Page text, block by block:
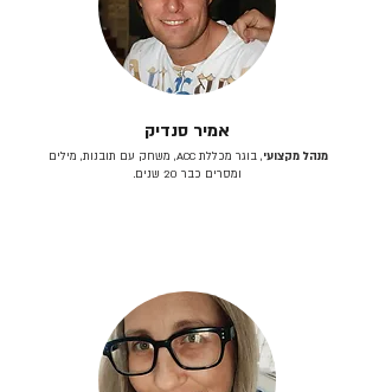
אמיר סנדיק
מנהל מקצועי
, בוגר מכללת ACC, משחק עם תובנות, מילים
ומסרים כבר 20 שנים.